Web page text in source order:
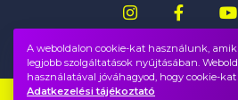
A weboldalon cookie-kat használunk,
legjobb szolgáltatások nyújtásában.
használatával jóváhagyod, hogy cookie-
Adatkezelési tájékoztató